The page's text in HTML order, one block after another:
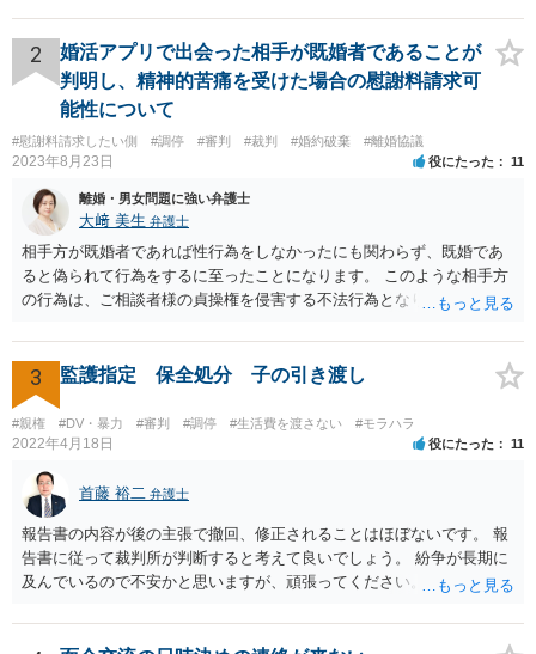
2
婚活アプリで出会った相手が既婚者であることが
判明し、精神的苦痛を受けた場合の慰謝料請求可
能性について
#慰謝料請求したい側 #調停 #審判 #裁判 #婚約破棄 #離婚協議
2023年8月23日 役にたった 11
離婚・男女問題に強い弁護士
大﨑 美生 弁護士
相手方が既婚者であれば性行為をしなかったにも関わらず、既婚であ
ると偽られて行為をするに至ったことになります。 このような相手方
の行為は、ご相談者様の貞操権を侵害する不法行為となりますので、
ませんが、上記は性行為があったことを前提としています） 弁護士に
依頼されると、相手方の住民票を取得することができます。 請求する
慰謝料の額含め、一度弁護士にご相談されると良いと思います。
3 監護指定 保全処分 子の引き渡し
#親権 #DV・暴力 #審判 #調停 #生活費を渡さない #モラハラ
2022年4月18日 役にたった 11
首藤 裕二 弁護士
報告書の内容が後の主張で撤回、修正されることはほぼないです。 報
告書に従って裁判所が判断すると考えて良いでしょう。 紛争が長期に
及んでいるので不安かと思いますが、頑張ってください。